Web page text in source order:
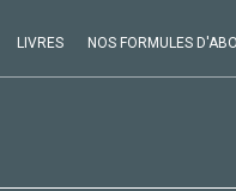
LIVRES NOS FORMULES